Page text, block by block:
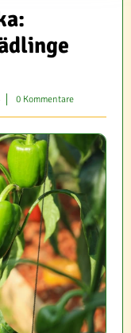
0 Kommentare